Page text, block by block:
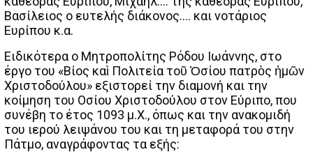
Βασίλειος ο ευτελής διάκονος…. και νοτάριος
Ευρίπου κ.α.
Ειδικότερα ο Μητροπολίτης Ρόδου Ιωάννης, στο
έργο του «Βίος καὶ Πολιτεία τοῦ Ὁσίου πατρὸς ἠμῶν
Χριστοδούλου» εξιστορεί την διαμονή και την
κοίμηση του Οσίου Χριστοδούλου στον Εύριπο, που
συνέβη το έτος 1093 μ.Χ., όπως και την ανακομιδή
του ιερού λειψάνου του και τη μεταφορά του στην
Πάτμο, αναγράφοντας τα εξής: